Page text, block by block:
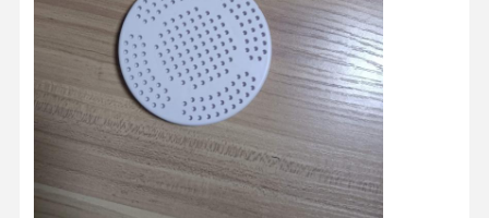
বাড়ি পণ্য আমাদের সম্পর্কে কারখানা ভ্রমণ